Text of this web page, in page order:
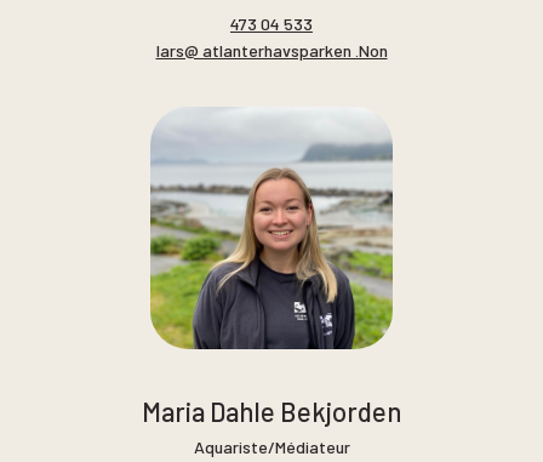
473 04 533
lars@ atlanterhavsparken .Non
Maria Dahle Bekjorden
Aquariste/Médiateur